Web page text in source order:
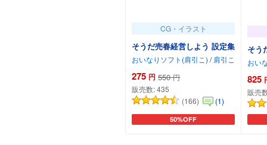
CG・イラスト
そうだ売春経営しよう 設定集
おいなりソフト(肩引こ) / 肩引こ
275 円 550 円
販売数:435
(166)
(1)
50%OFF
カートに追加
そう
おい
825
販売